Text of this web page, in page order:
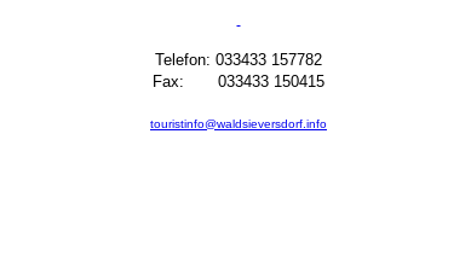
Telefon: 033433 157782
Fax: 033433 150415
touristinfo@waldsieversdorf.info